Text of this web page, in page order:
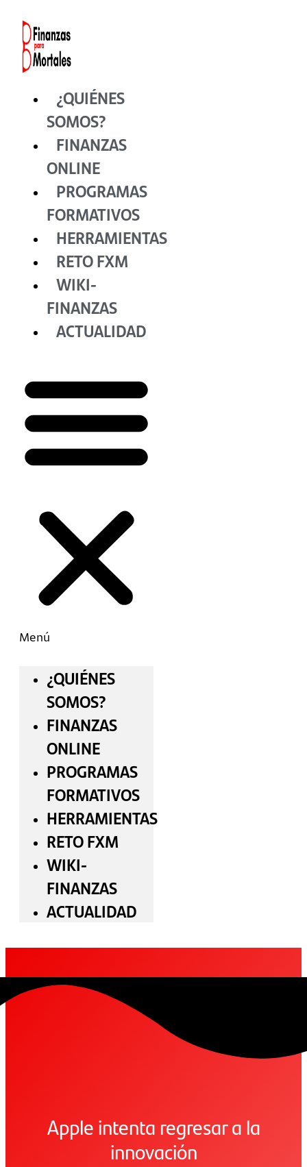
contenido
¿QUIÉNES
SOMOS?
FINANZAS
ONLINE
PROGRAMAS
FORMATIVOS
HERRAMIENTAS
RETO FXM
WIKI-
FINANZAS
ACTUALIDAD
Menú
¿QUIÉNES
SOMOS?
FINANZAS
ONLINE
PROGRAMAS
FORMATIVOS
HERRAMIENTAS
RETO FXM
WIKI-
FINANZAS
ACTUALIDAD
Apple intenta regresar a la
innovación